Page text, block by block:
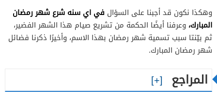
وهكذا نكون قد أجبنا على السؤال في اي سنه شرع شهر رمضان
المبارك، وعرفنا أيضًا الحكمة من تشريع صيام هذا الشهر الفضير،
ثم بيّنتا سبب تسمية شهر رمضان بهذا الاسم، وأخيرًا ذكرنا فضائل
شهر رمضان المبارك.
المراجع